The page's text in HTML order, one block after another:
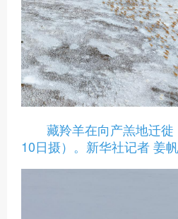
藏羚羊在向产羔地迁徙
10日摄）。新华社记者 姜